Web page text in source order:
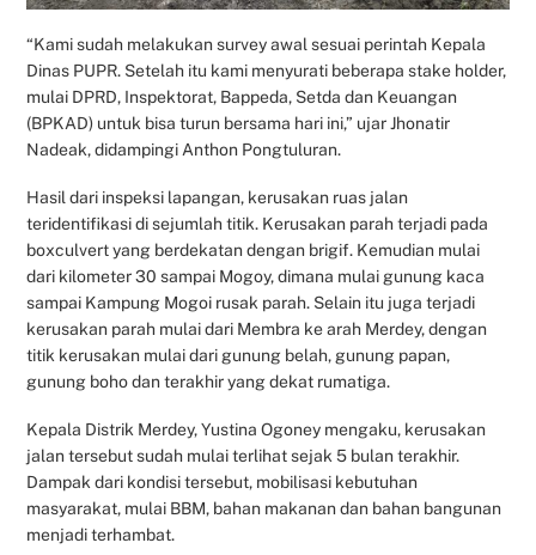
“Kami sudah melakukan survey awal sesuai perintah Kepala
Dinas PUPR. Setelah itu kami menyurati beberapa stake holder,
mulai DPRD, Inspektorat, Bappeda, Setda dan Keuangan
(BPKAD) untuk bisa turun bersama hari ini,” ujar Jhonatir
Nadeak, didampingi Anthon Pongtuluran.
Hasil dari inspeksi lapangan, kerusakan ruas jalan
teridentifikasi di sejumlah titik. Kerusakan parah terjadi pada
boxculvert yang berdekatan dengan brigif. Kemudian mulai
dari kilometer 30 sampai Mogoy, dimana mulai gunung kaca
sampai Kampung Mogoi rusak parah. Selain itu juga terjadi
kerusakan parah mulai dari Membra ke arah Merdey, dengan
titik kerusakan mulai dari gunung belah, gunung papan,
gunung boho dan terakhir yang dekat rumatiga.
Kepala Distrik Merdey, Yustina Ogoney mengaku, kerusakan
jalan tersebut sudah mulai terlihat sejak 5 bulan terakhir.
Dampak dari kondisi tersebut, mobilisasi kebutuhan
masyarakat, mulai BBM, bahan makanan dan bahan bangunan
menjadi terhambat.